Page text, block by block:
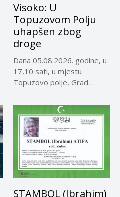
Visoko: U
Topuzovom Polju
uhapšen zbog
droge
Dana 05.08.2026. godine, u
17,10 sati, u mjestu
Topuzovo polje, Grad
STAMBOL (Ibrahim)